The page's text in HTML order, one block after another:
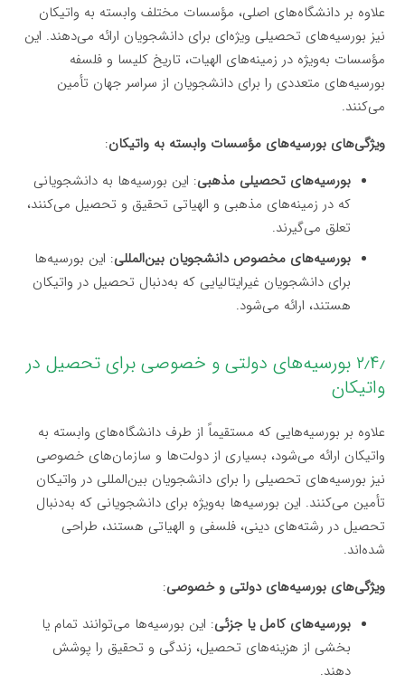
علاوه بر دانشگاه‌های اصلی، مؤسسات مختلف وابسته به واتیکان
نیز بورسیه‌های تحصیلی ویژه‌ای برای دانشجویان ارائه می‌دهند. این
مؤسسات به‌ویژه در زمینه‌های الهیات، تاریخ کلیسا و فلسفه
بورسیه‌های متعددی را برای دانشجویان از سراسر جهان تأمین
می‌کنند.
ویژگی‌های بورسیه‌های مؤسسات وابسته به واتیکان:
بورسیه‌های تحصیلی مذهبی: این بورسیه‌ها به دانشجویانی
که در زمینه‌های مذهبی و الهیاتی تحقیق و تحصیل می‌کنند،
تعلق می‌گیرند.
بورسیه‌های مخصوص دانشجویان بین‌المللی: این بورسیه‌ها
برای دانشجویان غیرایتالیایی که به‌دنبال تحصیل در واتیکان
هستند، ارائه می‌شود.
۲٫۴٫ بورسیه‌های دولتی و خصوصی برای تحصیل در
واتیکان
علاوه بر بورسیه‌هایی که مستقیماً از طرف دانشگاه‌های وابسته به
واتیکان ارائه می‌شود، بسیاری از دولت‌ها و سازمان‌های خصوصی
نیز بورسیه‌های تحصیلی را برای دانشجویان بین‌المللی در واتیکان
تأمین می‌کنند. این بورسیه‌ها به‌ویژه برای دانشجویانی که به‌دنبال
تحصیل در رشته‌های دینی، فلسفی و الهیاتی هستند، طراحی
شده‌اند.
ویژگی‌های بورسیه‌های دولتی و خصوصی:
بورسیه‌های کامل یا جزئی: این بورسیه‌ها می‌توانند تمام یا
بخشی از هزینه‌های تحصیل، زندگی و تحقیق را پوشش
دهند.